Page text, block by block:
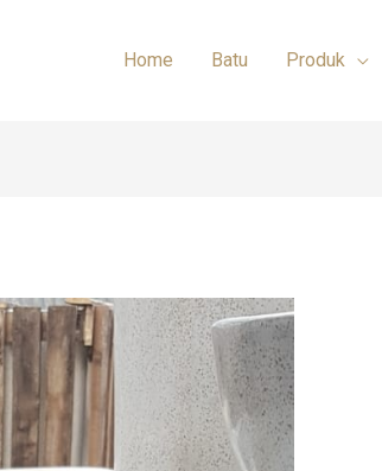
Home Batu Produk